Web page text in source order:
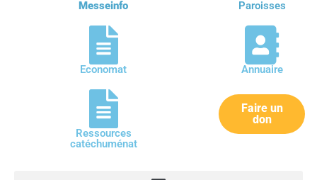
Messeinfo Paroisses
Economat Annuaire
Ressources
catéchuménat
Faire un
don